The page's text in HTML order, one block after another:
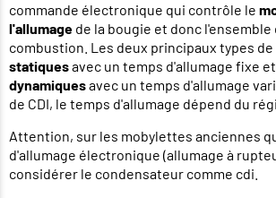
commande électronique qui contrôle le
l'allumage de la bougie et donc
combustion. Les deux principaux types de
statiquesavec un temps d'allumage fixe
dynamiquesavec un temps d'allumage
de CDI, le temps d'allumage dépend du
Attention, sur les mobylettes anciennes
d'allumage électronique (allumage à
considérer le condensateur comme cdi.